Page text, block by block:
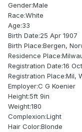
Gender:Male
Race:White
Age:33
Birth Date:25 Apr 1907
Birth Place:Bergen,
Residence
Registration Date:16
Registration Place:Mil,
Employer:C G Koenier
Height:5ft 9in
Weight:180
Complexion:Light
Hair Color:Blonde